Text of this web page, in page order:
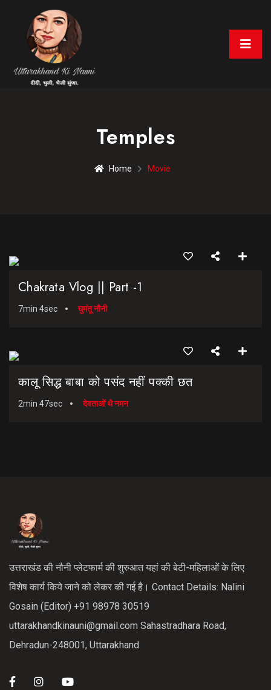
Temples
Home Movie
Chakrata Vlog || Part -1
7min 4sec घुमंतू नौनी
कालू सिद्ध बाबा को पसंद नहीं पक्की छत
2min 47sec देवताओं थै नमन
उत्तराखंड की नौनी प्लेटफार्म की शुरुआत यहां की बेटी-महिलाओं के लिए
विशेष कार्य किये जाने को लेकर की गई है। Contact Details: Nalini
Gosain (Editor) +91 98978 30519
uttarakhandkinauni@gmail.com Sahastradhara Road,
Dehradun-248001, Uttarakhand